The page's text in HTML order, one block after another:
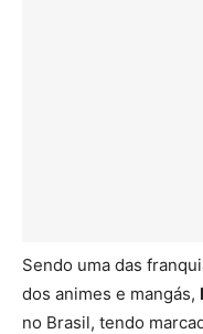
Sendo uma das
dos animes e mangás,
no Brasil, tendo